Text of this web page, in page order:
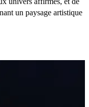
un paysage artistique